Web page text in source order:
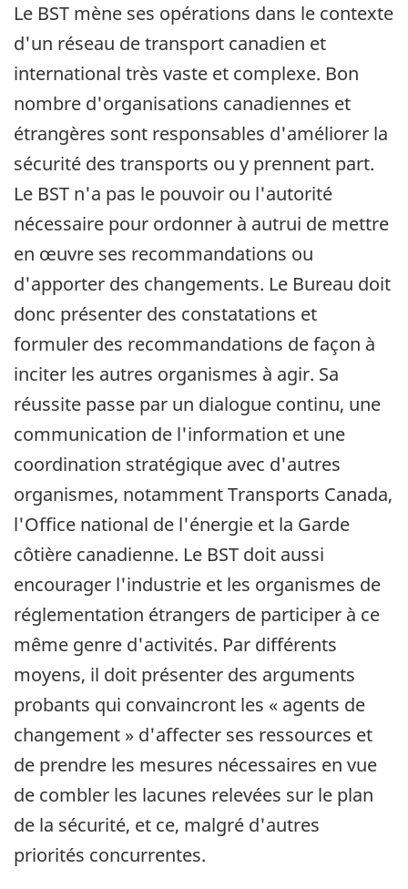
Le BST mène ses opérations dans le contexte
d'un réseau de transport canadien et
international très vaste et complexe. Bon
nombre d'organisations canadiennes et
étrangères sont responsables d'améliorer la
sécurité des transports ou y prennent part.
Le BST n'a pas le pouvoir ou l'autorité
nécessaire pour ordonner à autrui de mettre
en œuvre ses recommandations ou
d'apporter des changements. Le Bureau doit
donc présenter des constatations et
formuler des recommandations de façon à
inciter les autres organismes à agir. Sa
réussite passe par un dialogue continu, une
communication de l'information et une
coordination stratégique avec d'autres
organismes, notamment Transports Canada,
l'Office national de l'énergie et la Garde
côtière canadienne. Le BST doit aussi
encourager l'industrie et les organismes de
réglementation étrangers de participer à ce
même genre d'activités. Par différents
moyens, il doit présenter des arguments
probants qui convaincront les « agents de
changement » d'affecter ses ressources et
de prendre les mesures nécessaires en vue
de combler les lacunes relevées sur le plan
de la sécurité, et ce, malgré d'autres
priorités concurrentes.